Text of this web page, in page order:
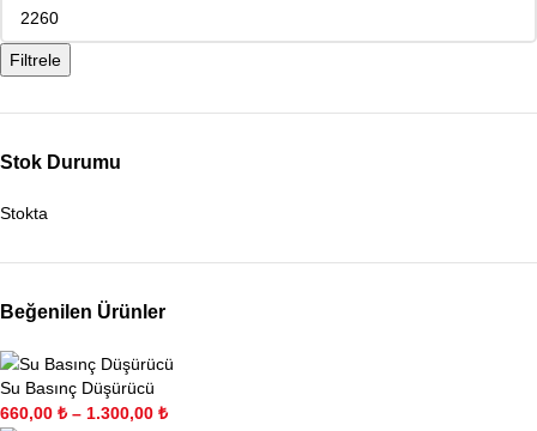
Filtrele
Stok Durumu
Stokta
Beğenilen Ürünler
Su Basınç Düşürücü
660,00 ₺ – 1.300,00 ₺